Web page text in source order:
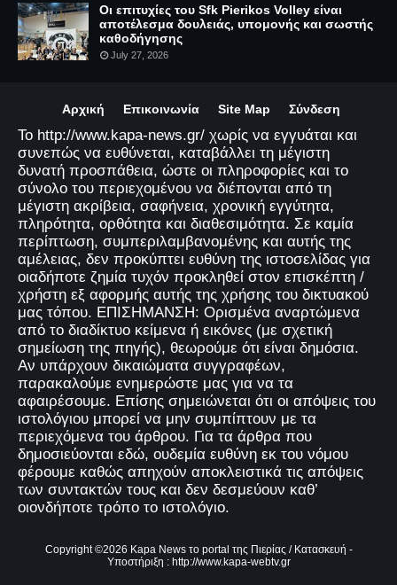
Οι επιτυχίες του Sfk Pierikos Volley είναι
αποτέλεσμα δουλειάς, υπομονής και σωστής
καθοδήγησης
July 27, 2026
Αρχική Επικοινωνία Site Map Σύνδεση
Το http://www.kapa-news.gr/ χωρίς να εγγυάται και
συνεπώς να ευθύνεται, καταβάλλει τη μέγιστη
δυνατή προσπάθεια, ώστε οι πληροφορίες και το
σύνολο του περιεχομένου να διέπονται από τη
μέγιστη ακρίβεια, σαφήνεια, χρονική εγγύτητα,
πληρότητα, ορθότητα και διαθεσιμότητα. Σε καμία
περίπτωση, συμπεριλαμβανομένης και αυτής της
αμέλειας, δεν προκύπτει ευθύνη της ιστοσελίδας για
οιαδήποτε ζημία τυχόν προκληθεί στον επισκέπτη /
χρήστη εξ αφορμής αυτής της χρήσης του δικτυακού
μας τόπου. ΕΠΙΣΗΜΑΝΣΗ: Ορισμένα αναρτώμενα
από το διαδίκτυο κείμενα ή εικόνες (με σχετική
σημείωση της πηγής), θεωρούμε ότι είναι δημόσια.
Αν υπάρχουν δικαιώματα συγγραφέων,
παρακαλούμε ενημερώστε μας για να τα
αφαιρέσουμε. Επίσης σημειώνεται ότι οι απόψεις του
ιστολόγιου μπορεί να μην συμπίπτουν με τα
περιεχόμενα του άρθρου. Για τα άρθρα που
δημοσιεύονται εδώ, ουδεμία ευθύνη εκ του νόμου
φέρουμε καθώς απηχούν αποκλειστικά τις απόψεις
των συντακτών τους και δεν δεσμεύουν καθ’
οιονδήποτε τρόπο το ιστολόγιο.
Copyright ©2026 Kapa News το portal της Πιερίας / Κατασκευή -
Υποστήριξη : http://www.kapa-webtv.gr